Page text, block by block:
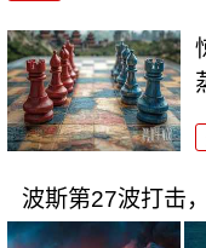
波斯第27波打击